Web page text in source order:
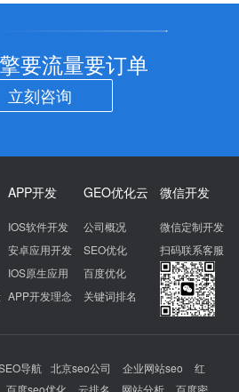
要流量要订单
立刻咨询
APP开发
IOS软件开发
安卓应用开发
IOS原生应用
APP开发理念
GEO优化云
公司概况
SEO优化
百度优化
关键词排名
微信开发
微信定制开发
扫码联系客服
导航 北京seo公司 企业网站seo
红
百度seo优化 云排名 网站分析 百度密